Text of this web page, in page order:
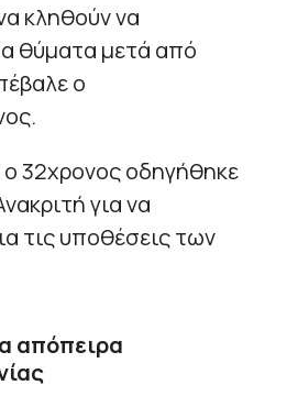
κληθούν να
θύματα μετά από
ο
ο 32χρονος οδηγήθηκε
για να
τις υποθέσεις των
απόπειρα